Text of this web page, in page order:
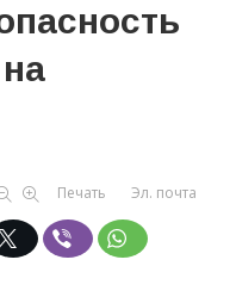
Печать Эл. почта